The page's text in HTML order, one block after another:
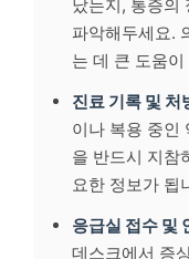
났는지, 통증의
파악해두세요.
는 데 큰 도움이
진료 기록 및 처
이나 복용 중인
을 반드시 지참
요한 정보가 됩
응급실 접수 및
데스크에서 증